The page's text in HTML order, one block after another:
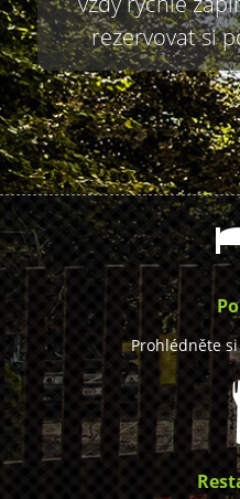
rezervovat si
Prohlédněte